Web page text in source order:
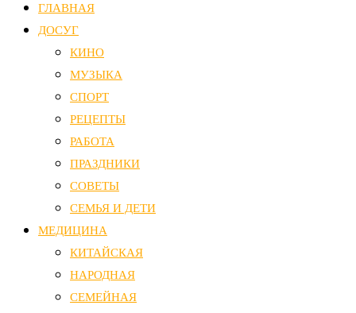
ГЛАВНАЯ
ДОСУГ
КИНО
МУЗЫКА
СПОРТ
РЕЦЕПТЫ
РАБОТА
ПРАЗДНИКИ
СОВЕТЫ
СЕМЬЯ И ДЕТИ
МЕДИЦИНА
КИТАЙСКАЯ
НАРОДНАЯ
СЕМЕЙНАЯ